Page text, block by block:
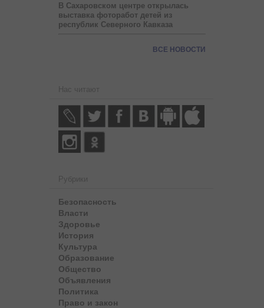
В Сахаровском центре открылась
выставка фоторабот детей из
республик Северного Кавказа
ВСЕ НОВОСТИ
Нас читают
Рубрики
Безопасность
Власти
Здоровье
История
Культура
Образование
Общество
Объявления
Политика
Право и закон